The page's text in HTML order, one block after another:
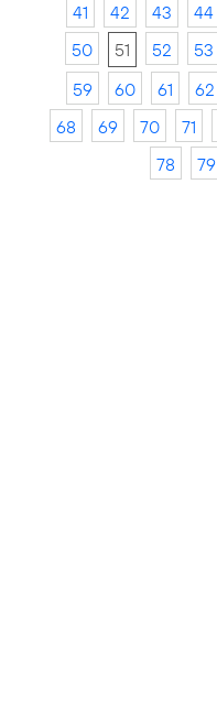
41
42 43 44
50
51 52 53
59
60 61 62
68
69 70 71
78
79